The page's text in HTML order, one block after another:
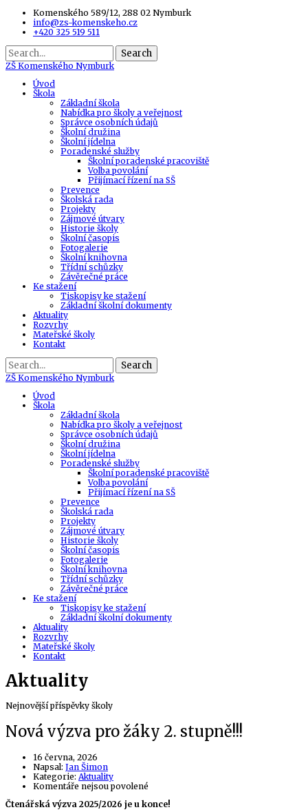
Komenského 589/12, 288 02 Nymburk
info@zs-komenskeho.cz
+420 325 519 511
Search
ZŠ Komenského Nymburk
Úvod
Škola
Základní škola
Nabídka pro školy a veřejnost
Správce osobních údajů
Školní družina
Školní jídelna
Poradenské služby
Školní poradenské pracoviště
Volba povolání
Přijímací řízení na SŠ
Prevence
Školská rada
Projekty
Zájmové útvary
Historie školy
Školní časopis
Fotogalerie
Školní knihovna
Třídní schůzky
Závěrečné práce
Ke stažení
Tiskopisy ke stažení
Základní školní dokumenty
Aktuality
Rozvrhy
Mateřské školy
Kontakt
Search
ZŠ Komenského Nymburk
Úvod
Škola
Základní škola
Nabídka pro školy a veřejnost
Správce osobních údajů
Školní družina
Školní jídelna
Poradenské služby
Školní poradenské pracoviště
Volba povolání
Přijímací řízení na SŠ
Prevence
Školská rada
Projekty
Zájmové útvary
Historie školy
Školní časopis
Fotogalerie
Školní knihovna
Třídní schůzky
Závěrečné práce
Ke stažení
Tiskopisy ke stažení
Základní školní dokumenty
Aktuality
Rozvrhy
Mateřské školy
Kontakt
Aktuality
Nejnovější příspěvky školy
Nová výzva pro žáky 2. stupně!!!
16 června, 2026
Napsal: Author
Jan Šimon
Kategorie: Aktuality
Komentáře nejsou povolené
s
Čtenářská výzva 2025/2026 je u konce!